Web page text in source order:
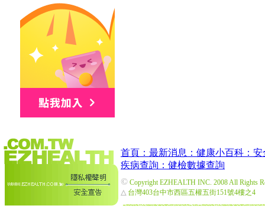
首頁： 最新消息： 健康小百科： 安
疾病查詢： 健檢數據查詢
© Copyright EZHEALTH INC. 2008 All Rights
△ 台灣403台中市西區五權五街151號4樓之4